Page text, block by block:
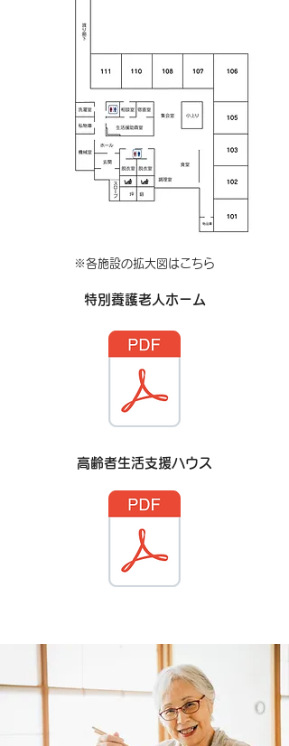
※各施設の拡大図はこちら
特別養護老人ホーム
高齢者生活支援ハウス